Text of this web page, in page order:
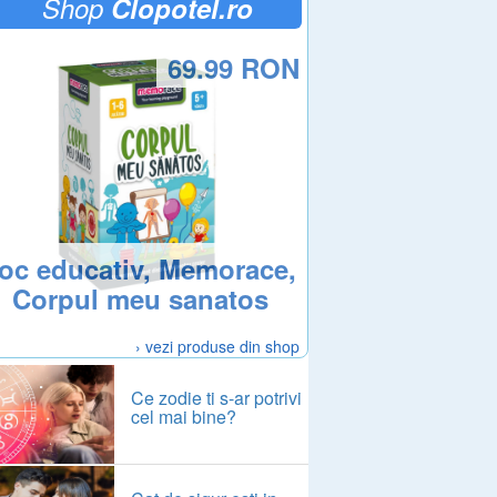
Shop Clopotel.ro
educativ, Memorace,
Corpul meu sanatos
69.99 RON
› vezi produse din shop
Ce zodie ti s-ar potrivi
cel mai bine?